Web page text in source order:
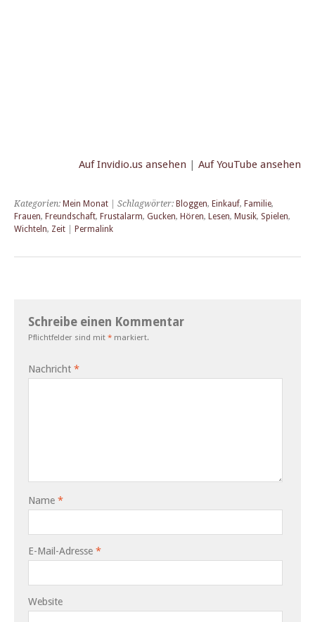
Auf Invidio.us anse­hen Auf YouTube ansehen
Kategorien: Mein Monat | Schlagwörter: Bloggen, Einkauf, Familie,
Frauen, Freundschaft, Frustalarm, Gucken, Hören, Lesen, Musik, Spielen,
Wichteln, Zeit Permalink
Schreibe einen Kommentar
Pflichtfelder sind mit * markiert.
Nachricht *
Name *
E-Mail-Adresse *
Website